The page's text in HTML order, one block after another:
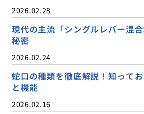
2026.02.28
現代の主流「シングルレバー混
秘密
2026.02.24
蛇口の種類を徹底解説！知って
と機能
2026.02.16